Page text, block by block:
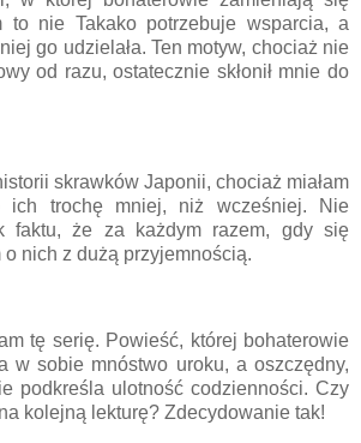
to nie Takako potrzebuje wsparcia, a
go udzielała. Ten motyw, chociaż nie
od razu, ostatecznie skłonił mnie do
skrawków Japonii, chociaż miałam
ich trochę mniej, niż wcześniej. Nie
faktu, że za każdym razem, gdy się
o nich z dużą przyjemnością.
tę serię. Powieść, której bohaterowie
w sobie mnóstwo uroku, a oszczędny,
podkreśla ulotność codzienności. Czy
kolejną lekturę? Zdecydowanie tak!